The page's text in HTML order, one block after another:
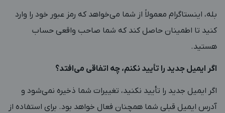
بله، اینستاگرام معمولاً از شما می‌خواهد که رمز عبور خود را وارد
کنید تا اطمینان حاصل کند که شما صاحب واقعی حساب
هستید.
اگر ایمیل جدید را تأیید نکنم، چه اتفاقی می‌افتد؟
اگر ایمیل جدید را تأیید نکنید، تغییرات شما ذخیره نمی‌شود و
آدرس ایمیل قبلی شما همچنان فعال خواهد بود. برای استفاده از